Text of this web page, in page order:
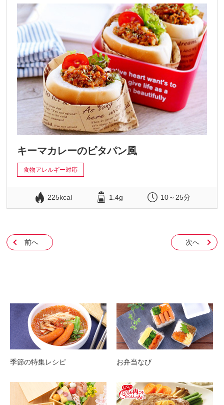
キーマカレーのピタパン風
食物アレルギー対応
225kcal 1.4g 10～25分
前へ 次へ
季節の特集レシピ お弁当なび